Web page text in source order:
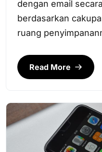
dengan email
berdasarkan
ruang
Read More